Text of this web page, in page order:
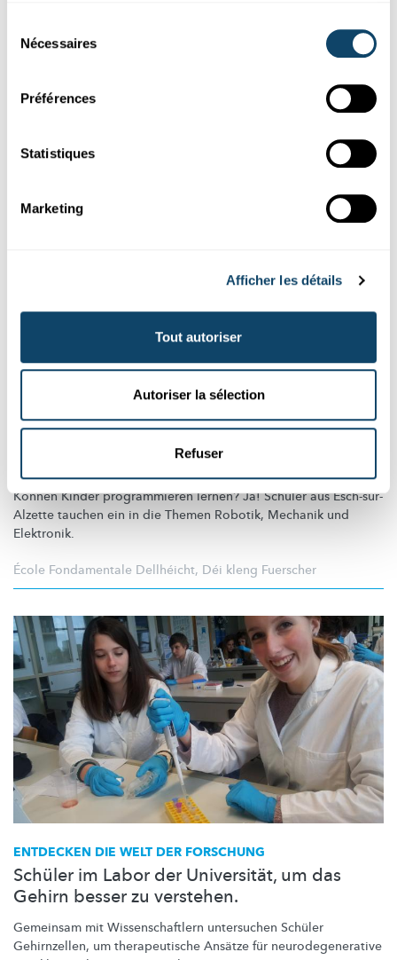
Nécessaires
Préférences
Statistiques
Marketing
Afficher les détails
Tout autoriser
Autoriser la sélection
Refuser
Mit Fred die Welt der Wissenschaft
entdecken
aus Cents und die Ameise Fred tauchen
ein in die spannende Welt der Robotik, Mechanik, Physik und
Déi kleng Fuerscher
Tanzende Vögel und trommelnde Affen
Können Kinder programmieren lernen? Ja! Schüler ausEsch-sur-
Alzette tauchen ein in die Themen Robotik, Mechanik und
Elektronik.
École Fondamentale Dellhéicht, Déi kleng Fuerscher
ENTDECKEN DIE WELT DER FORSCHUNG
Schüler im Labor der Universität, um das
Gehirn besser zu verstehen.
Gemeinsam mit Wissenschaftlern untersuchen Schüler
Gehirnzellen, um therapeutische Ansätze für neurodegenerative